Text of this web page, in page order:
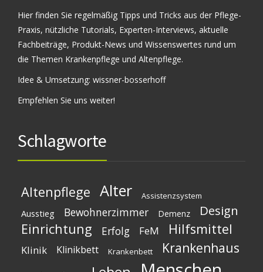
Hier finden Sie regelmäßig Tipps und Tricks aus der Pflege-
Praxis, nützliche Tutorials, Experten-Interviews, aktuelle
Fachbeiträge, Produkt-News und Wissenswertes rund um
die Themen Krankenpflege und Altenpflege.
Idee & Umsetzung: wissner-bosserhoff
Empfehlen Sie uns weiter!
Schlagworte
Altenpflege Alter Assistenzsystem
Ausstieg Bewohnerzimmer Demenz Design
Einrichtung Erfolg FeM Hilfsmittel
Klinik Klinikbett Krankenbett Krankenhaus